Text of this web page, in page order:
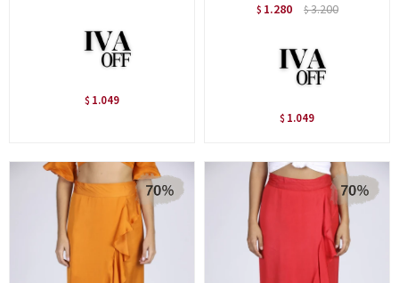
$ 1.049
$ 1.280 $3.200
$ 1.049